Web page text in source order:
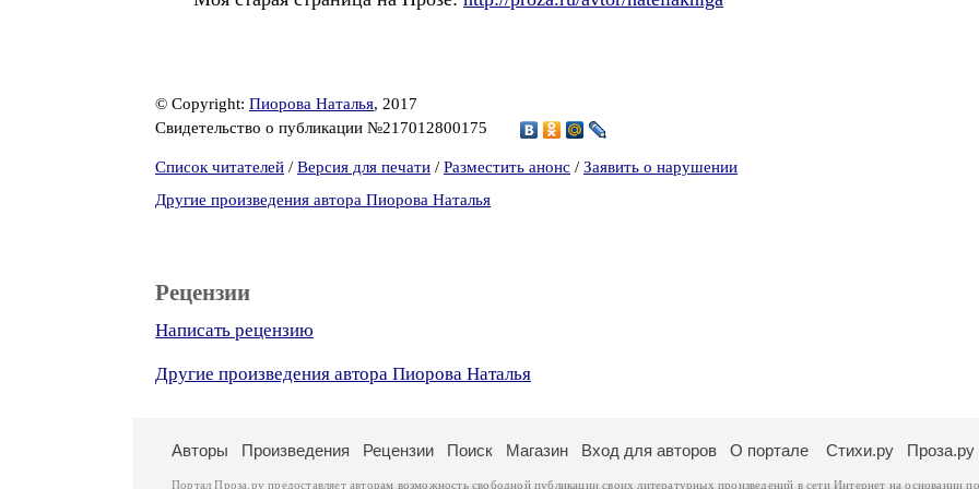
© Copyright: Пиорова Наталья, 2017
Свидетельство о публикации №217012800175
Список читателей / Версия для печати / Разместить анонс / Заявить о нарушении
Другие произведения автора Пиорова Наталья
Рецензии
Написать рецензию
Другие произведения автора Пиорова Наталья
Авторы Произведения Рецензии Поиск Магазин Вход для авторов О портале Стихи.ру Проза.ру
Портал Проза.ру предоставляет авторам возможность свободной публикации своих литературных произведений в сети Интернет на основании